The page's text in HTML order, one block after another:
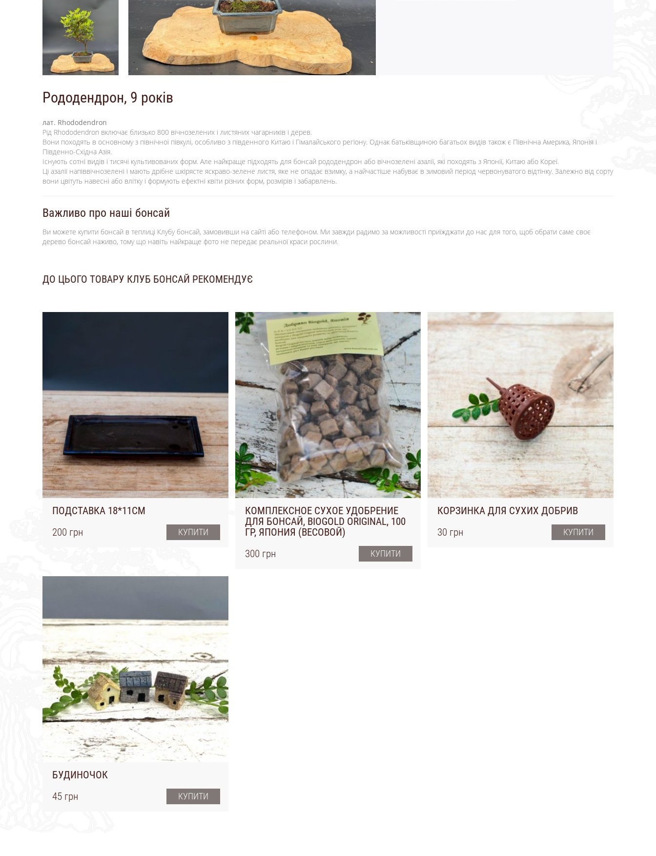
Рододендрон, 9 років
лат. Rhododendron
Рід Rhododendron включає близько 800 вічнозелених і листяних чагарників і дерев.
Вони походять в основному з північної півкулі, особливо з південного Китаю і Гімалайського регіону. Однак батьківщиною багатьох видів також є Північна Америка, Японія і
Південно-Східна Азія.
Існують сотні видів і тисячі культивованих форм. Але найкраще підходять для бонсай рододендрон або вічнозелені азалії, які походять з Японії, Китаю або Кореї.
Ці азалії напіввічнозелені і мають дрібне шкірясте яскраво-зелене листя, яке не опадає взимку, а найчастіше набуває в зимовий період червонуватого відтінку. Залежно від сорту
вони цвітуть навесні або влітку і формують ефектні квіти різних форм, розмірів і забарвлень.
Важливо про наші бонсай
Ви можете купити бонсай в теплиці Клубу бонсай, замовивши на сайті або телефоном. Ми завжди радимо за можливості приїжджати до нас для того, щоб обрати саме своє
дерево бонсай наживо, тому що навіть найкраще фото не передає реальної краси рослини.
ДО ЦЬОГО ТОВАРУ КЛУБ БОНСАЙ РЕКОМЕНДУЄ
ПОДСТАВКА 18*11СМ
200 грн
КУПИТИ
КОМПЛЕКСНОЕ СУХОЕ УДОБРЕНИЕ
ДЛЯ БОНСАЙ, BIOGOLD ORIGINAL, 100
ГР, ЯПОНИЯ (ВЕСОВОЙ)
300 грн
КУПИТИ
КОРЗИНКА ДЛЯ СУХИХ ДОБРИВ
30 грн
КУПИТИ
БУДИНОЧОК
45 грн
КУПИТИ